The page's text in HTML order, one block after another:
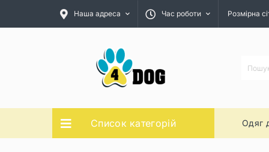
Наша адреса Час роботи Розмірна
Список категорій Одяг